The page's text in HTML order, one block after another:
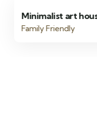
Minimalist art house
Family Friendly